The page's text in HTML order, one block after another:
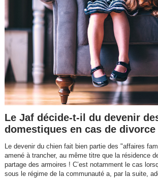
Le Jaf décide-t-il du devenir
domestiques en cas de divorce
Le devenir du chien fait bien partie des "affaires
amené à trancher, au même titre que la résidence
partage des armoires ! C’est notamment le cas
sous le régime de la communauté a, par la suite,